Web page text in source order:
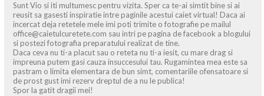
Sunt Vio si iti multumesc pentru vizita. Sper ca te-ai simtit bine si ai
reusit sa gasesti inspiratie intre paginile acestui caiet virtual! Daca ai
incercat deja retetele mele imi poti trimite o fotografie pe mailul
office@caietulcuretete.com sau intri pe pagina de facebook a blogului
si postezi fotografia preparatului realizat de tine.
Daca ceva nu ti-a placut sau o reteta nu ti-a iesit, cu mare drag si
impreuna putem gasi cauza insuccesului tau. Rugamintea mea este sa
pastram o limita elementara de bun simt, comentariile ofensatoare si
de prost gust imi rezerv dreptul de a nu le publica!
Spor la gatit dragii mei!